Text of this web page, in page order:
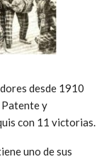
desde 1910
y
con 11 victorias.
uno de sus